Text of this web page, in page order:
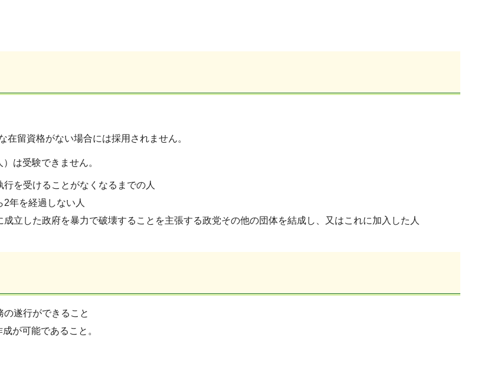
在留資格がない場合には採用されません。
は受験できません。
を受けることがなくなるまでの人
年を経過しない人
立した政府を暴力で破壊することを主張する政党その他の団体を結成し、又はこれに加入した人
遂行ができること
が可能であること。